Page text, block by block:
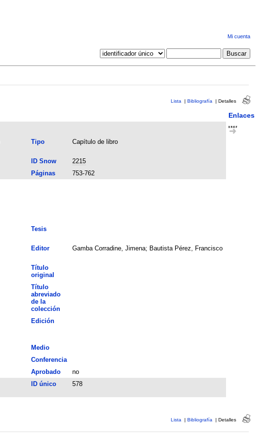
Mi cuenta
Lista | Bibliografía | Detalles
Enlaces
Tipo Capítulo de libro
ID Snow
2215
Páginas
753-762
Tesis
Editor Gamba Corradine, Jimena; Bautista Pérez, Francisco
Título
original
Título
abreviado
de la
colección
Edición
Medio
Conferencia
Aprobado
no
ID único 578
Lista | Bibliografía | Detalles